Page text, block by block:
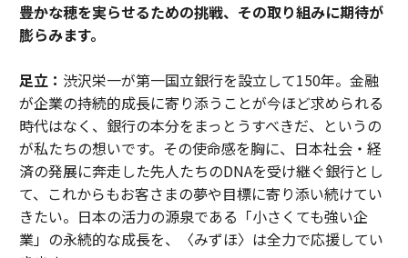
――豊かな穂を実らせるための挑戦、その取り組みに期待が
膨らみます。
足立： 渋沢栄一が第一国立銀行を設立して150年。金融
が企業の持続的成長に寄り添うことが今ほど求められる
時代はなく、銀行の本分をまっとうすべきだ、というの
が私たちの想いです。その使命感を胸に、⽇本社会・経
済の発展に奔⾛した先⼈たちのDNAを受け継ぐ銀⾏とし
て、これからもお客さまの夢や目標に寄り添い続けてい
きたい。⽇本の活⼒の源泉である「⼩さくても強い企
業」の永続的な成⻑を、〈みずほ〉は全⼒で応援してい